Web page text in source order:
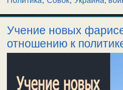
Учение новых
отношению к